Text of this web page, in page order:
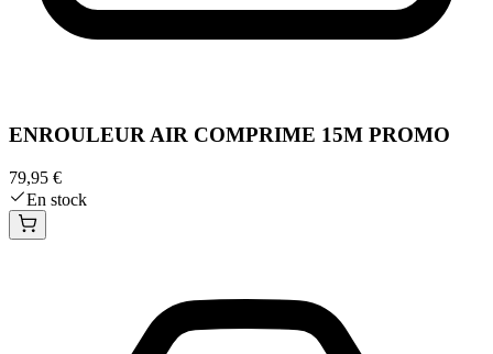
ENROULEUR AIR COMPRIME 15M PROMO
79,95 €
En stock